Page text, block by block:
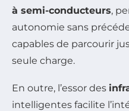
à semi-conducteurs,
autonomie sans
capables de parcourir
seule charge.
En outre, l’essor des
intelligentes facilite